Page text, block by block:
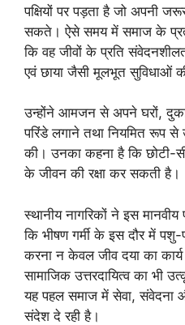
पक्षियों पर पड़ता है जो अपनी
सकते। ऐसे समय में समाज के
कि वह जीवों के प्रति
एवं छाया जैसी मूलभूत सुविधाओं
उन्होंने आमजन से अपने घरों,
परिंडे लगाने तथा नियमित रूप से
की। उनका कहना है कि छोटी-
के जीवन की रक्षा कर सकती है।
स्थानीय नागरिकों ने इस
कि भीषण गर्मी के इस दौर में पशु-
करना न केवल जीव दया का कार्य
सामाजिक उत्तरदायित्व का भी
यह पहल समाज में सेवा, संवेदना
संदेश दे रही है।